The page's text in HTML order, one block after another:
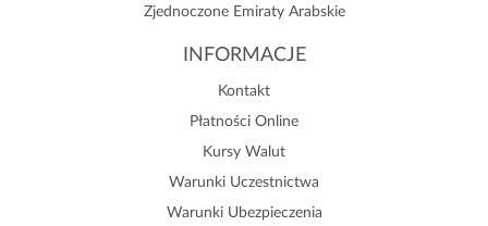
Zjednoczone Emiraty Arabskie
INFORMACJE
Kontakt
Płatności Online
Kursy Walut
Warunki Uczestnictwa
Warunki Ubezpieczenia